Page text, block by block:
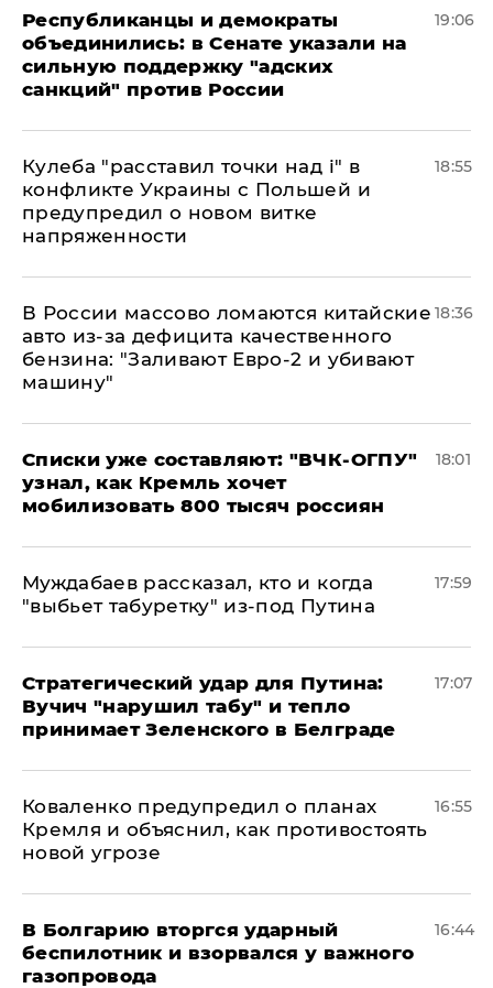
Республиканцы и демократы
объединились: в Сенате указали на
сильную поддержку "адских
санкций" против России
19:06
Кулеба "расставил точки над і" в
конфликте Украины с Польшей и
предупредил о новом витке
напряженности
18:55
В России массово ломаются китайские
авто из-за дефицита качественного
бензина: "Заливают Евро-2 и убивают
машину"
18:36
Списки уже составляют: "ВЧК-ОГПУ"
узнал, как Кремль хочет
мобилизовать 800 тысяч россиян
18:01
Муждабаев рассказал, кто и когда
"выбьет табуретку" из-под Путина
17:59
Стратегический удар для Путина:
Вучич "нарушил табу" и тепло
принимает Зеленского в Белграде
17:07
Коваленко предупредил о планах
Кремля и объяснил, как противостоять
новой угрозе
16:55
В Болгарию вторгся ударный
беспилотник и взорвался у важного
газопровода
16:44